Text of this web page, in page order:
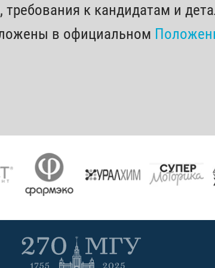
к кандидатам и
в официальном